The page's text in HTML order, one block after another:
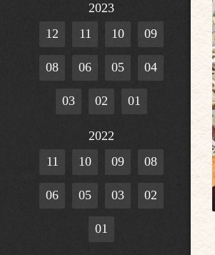
2023
12
11 10 09
08 06 05 04
03 02 01
2022
11
10 09 08
06 05 03 02
01